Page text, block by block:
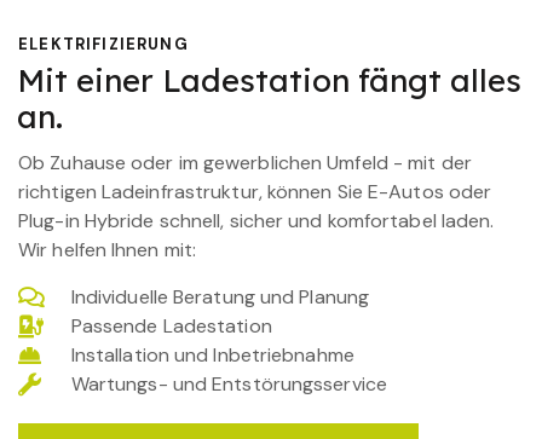
ELEKTRIFIZIERUNG
Mit einer Ladestation fängt alles
an.
Ob Zuhause oder im gewerblichen Umfeld - mit der
richtigen Ladeinfrastruktur, können Sie E-Autos oder
Plug-in Hybride schnell, sicher und komfortabel laden.
Wir helfen Ihnen mit:
Individuelle Beratung und Planung
Passende Ladestation
Installation und Inbetriebnahme
Wartungs- und Entstörungsservice